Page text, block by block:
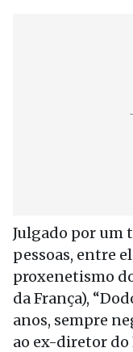
Julgado por um
pessoas, entre
proxenetismo
da França),
anos, sempre
ao ex-diretor do